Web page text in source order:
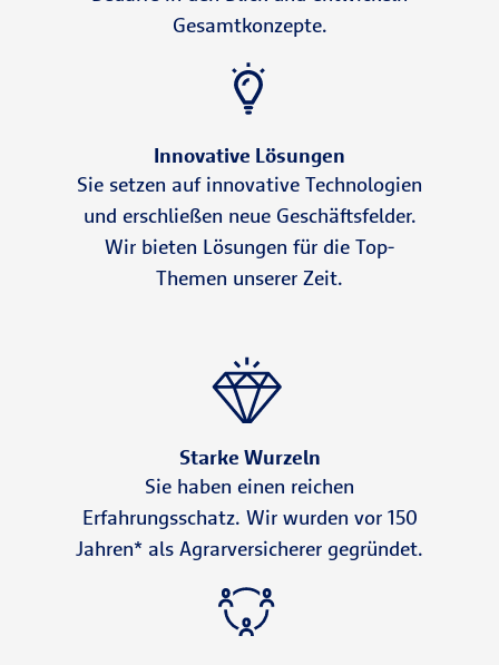
Gesamtkonzepte.
Innovative Lösungen
Sie setzen auf innovative Technologien
und erschließen neue Geschäftsfelder.
Wir bieten Lösungen für die Top-
Themen unserer Zeit.
Starke Wurzeln
Sie haben einen reichen
Erfahrungsschatz. Wir wurden vor 150
Jahren* als Agrarversicherer gegründet.